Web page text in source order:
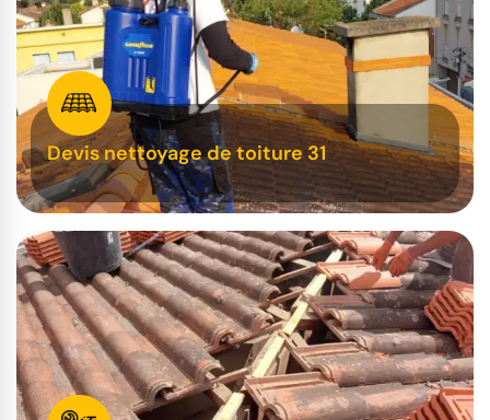
Devis nettoyage de toiture 31